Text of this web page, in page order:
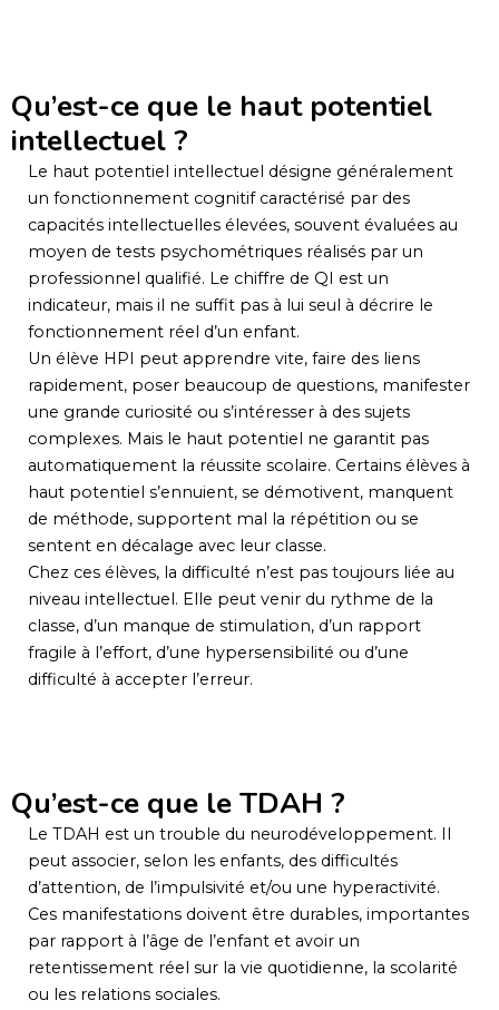
Qu’est-ce que le haut potentiel
intellectuel ?
Le haut potentiel intellectuel désigne généralement
un fonctionnement cognitif caractérisé par des
capacités intellectuelles élevées, souvent évaluées au
moyen de tests psychométriques réalisés par un
professionnel qualifié. Le chiffre de QI est un
indicateur, mais il ne suffit pas à lui seul à décrire le
fonctionnement réel d’un enfant.
Un élève HPI peut apprendre vite, faire des liens
rapidement, poser beaucoup de questions, manifester
une grande curiosité ou s’intéresser à des sujets
complexes. Mais le haut potentiel ne garantit pas
automatiquement la réussite scolaire. Certains élèves à
haut potentiel s’ennuient, se démotivent, manquent
de méthode, supportent mal la répétition ou se
sentent en décalage avec leur classe.
Chez ces élèves, la difficulté n’est pas toujours liée au
niveau intellectuel. Elle peut venir du rythme de la
classe, d’un manque de stimulation, d’un rapport
fragile à l’effort, d’une hypersensibilité ou d’une
difficulté à accepter l’erreur.
Qu’est-ce que le TDAH ?
Le TDAH est un trouble du neurodéveloppement. Il
peut associer, selon les enfants, des difficultés
d’attention, de l’impulsivité et/ou une hyperactivité.
Ces manifestations doivent être durables, importantes
par rapport à l’âge de l’enfant et avoir un
retentissement réel sur la vie quotidienne, la scolarité
ou les relations sociales.